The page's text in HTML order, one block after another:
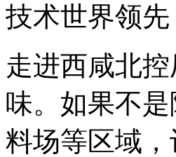
技术世界领先
走进西咸北
味。如果不
料场等区域